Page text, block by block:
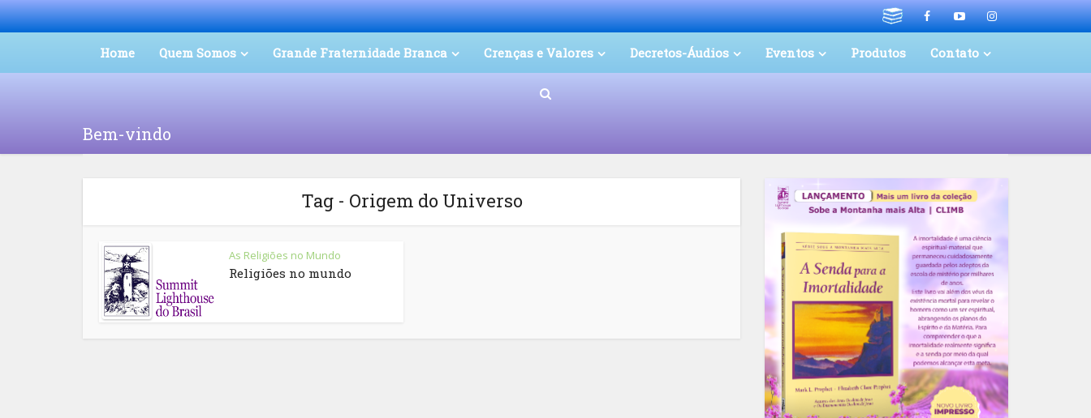
Home Quem Somos Grande Fraternidade Branca Crenças e Valores Decretos-Áudios Eventos Produtos Contato
Bem-vindo
Tag - Origem do Universo
As Religiões no Mundo
Religiões no mundo